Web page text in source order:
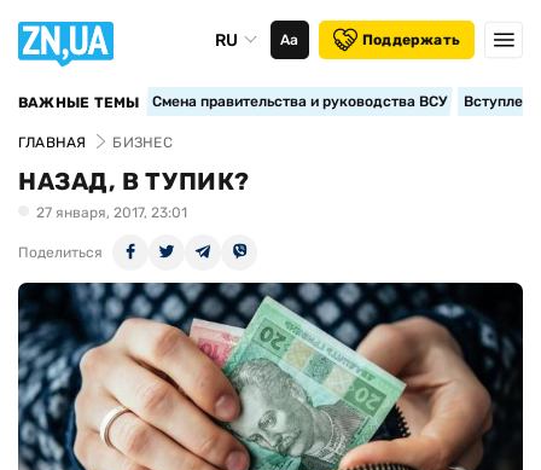
RU Аа Поддержать
ВАЖНЫЕ ТЕМЫ Смена правительства и руководства ВСУ
ГЛАВНАЯ БИЗНЕС
НАЗАД, В ТУПИК?
27 января, 2017, 23:01
Поделиться